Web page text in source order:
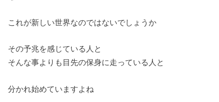
これが新しい世界なのではないでしょうか
その予兆を感じている人と
そんな事よりも目先の保身に走っている人と
分かれ始めていますよね